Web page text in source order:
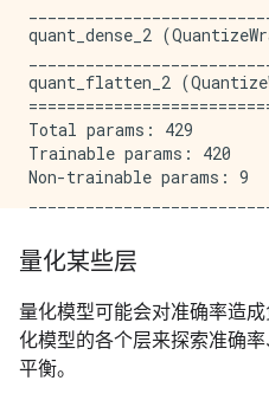
quant_dense_2
quant_flatten_2
Total params: 429
Trainable params: 420
Non-trainable params: 9
量化某些层
量化模型可能会对准确率造
化模型的各个层来探索准确
平衡。